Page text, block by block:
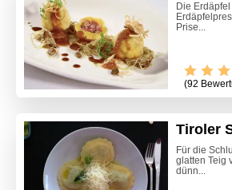
Die
Prise...
(92
Tiroler
Für die
glatten Teig
dünn...